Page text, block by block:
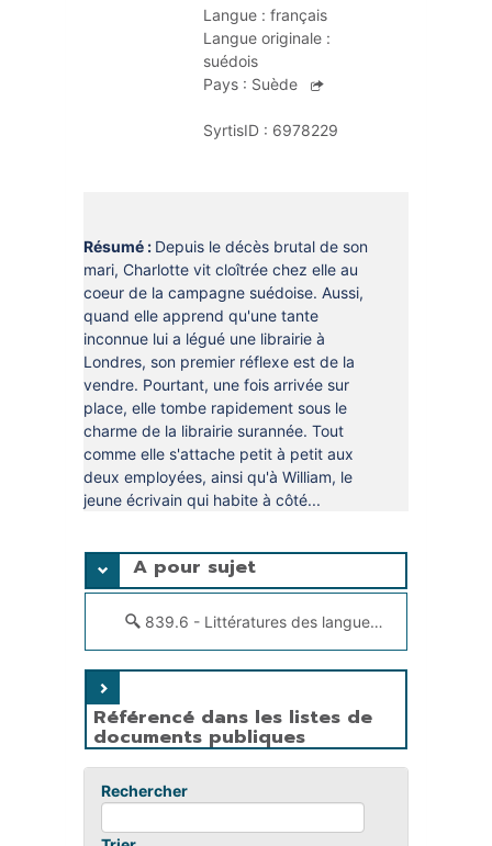
CRÉATHÈQUE
JOUER EN BIBLIOTHÈQUES
POUR LES PROS
TOUS LES SERVICES
PROLONGER - RÉSERVER
EN CAS DE RETARD
MON COMPTE LECTEUR
Langue : français
Langue originale :
suédois
Pays : Suède
SyrtisID : 6978229
Résumé : Depuis le décès brutal de son
mari, Charlotte vit cloîtrée chez elle au
coeur de la campagne suédoise. Aussi,
quand elle apprend qu'une tante
inconnue lui a légué une librairie à
Londres, son premier réflexe est de la
vendre. Pourtant, une fois arrivée sur
place, elle tombe rapidement sous le
charme de la librairie surannée. Tout
comme elle s'attache petit à petit aux
deux employées, ainsi qu'à William, le
jeune écrivain qui habite à côté...
A pour sujet
839.6 - Littératures des langues vieux-norroise (vieil islandais), islandaise, féroïenne
Référencé dans les listes de
documents publiques
Rechercher